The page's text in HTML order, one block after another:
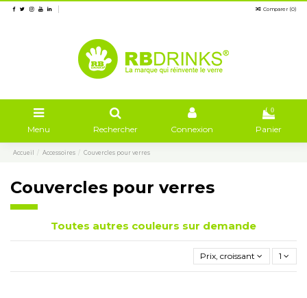
Comparer (0)
Menu Rechercher Connexion
0
Panier
Accueil Accessoires Couvercles pour verres
Couvercles pour verres
Toutes autres couleurs sur demande
Prix, croissant 1